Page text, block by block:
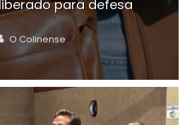
para defesa
Author
O Colinense